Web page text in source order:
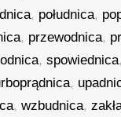
, południca,
, przewodnica,
,spowiednica
,
,wzbudnica,